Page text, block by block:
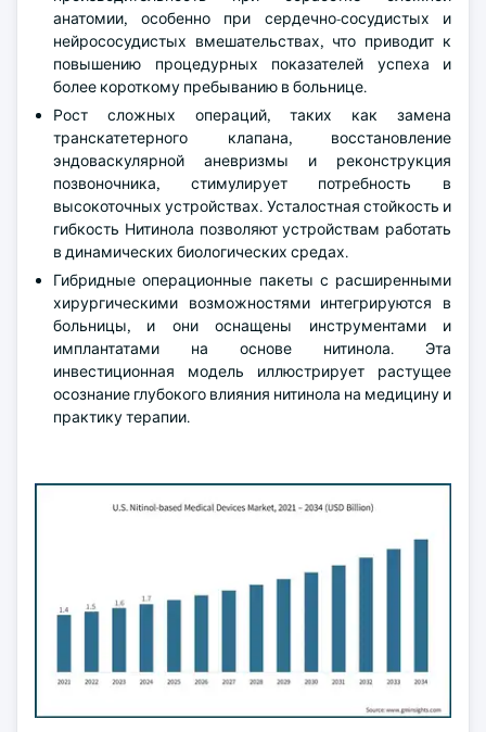
анатомии, особенно при сердечно-сосудистых и
нейрососудистых вмешательствах, что приводит к
повышению процедурных показателей успеха и
более короткому пребыванию в больнице.
Рост сложных операций, таких как замена
транскатетерного клапана, восстановление
эндоваскулярной аневризмы и реконструкция
позвоночника, стимулирует потребность в
высокоточных устройствах. Усталостная стойкость и
гибкость Нитинола позволяют устройствам работать
в динамических биологических средах.
Гибридные операционные пакеты с расширенными
хирургическими возможностями интегрируются в
больницы, и они оснащены инструментами и
имплантатами на основе нитинола. Эта
инвестиционная модель иллюстрирует растущее
осознание глубокого влияния нитинола на медицину и
практику терапии.